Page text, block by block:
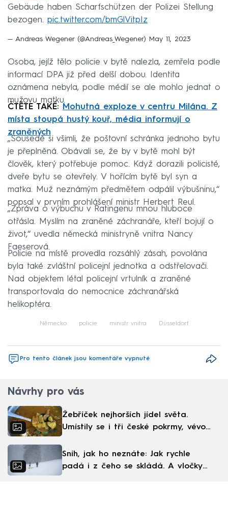
Gebäude haben Scharfschützen der Polizei Stellung
bezogen. pic.twitter.com/bmGlVitpIz
— Andreas Wegener (@Andreas_Wegener) May 11, 2023
Osoba, jejíž tělo policie v bytě nalezla, zemřela podle
informací DPA již před delší dobou. Identita
oznámena nebyla, podle médií se ale mohlo jednat o
mužovu matku.
ČTĚTE TAKÉ: Mohutná exploze v centru Milána. Z
místa stoupá hustý kouř, média informují o
zraněných
„Sousedé si všimli, že poštovní schránka jednoho bytu
je přeplněná. Obávali se, že by v bytě mohl být
člověk, který potřebuje pomoc. Když dorazili policisté,
dveře bytu se otevřely. V hořícím bytě byl syn a
matka. Muž neznámým předmětem odpálil výbušninu,“
popsal v prvním prohlášení ministr Herbert Reul.
„Zpráva o výbuchu v Ratingenu mnou hluboce
otřásla. Myslím na zraněné záchranáře, kteří bojují o
život,“ uvedla německá ministryně vnitra Nancy
Faeserová.
Policie na místě provedla rozsáhlý zásah, povolána
byla také zvláštní policejní jednotka a odstřelovači.
Nad objektem létal policejní vrtulník a zraněné
transportovala do nemocnice záchranářská
helikoptéra.
Německo policie ministr vnitra Düsseldorf
Pro tento článek jsou komentáře vypnuté
Návrhy pro vás
Žebříček nejhorších jídel světa.
Umístily se i tři české pokrmy, vévodí
Sníh, jak ho neznáte: Jak rychle
padá i z čeho se skládá. A vločky